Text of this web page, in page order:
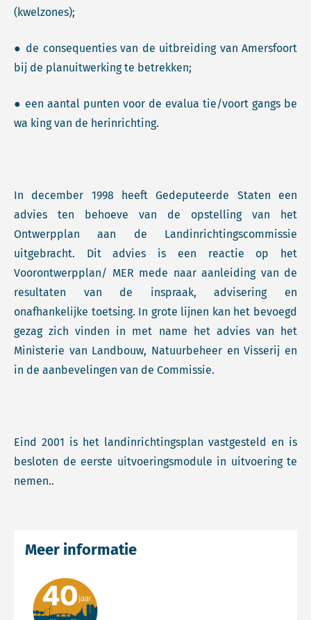
(kwelzones);
● de consequenties van de uitbreiding van Amersfoort
bij de planuitwerking te betrekken;
● een aantal punten voor de evalua tie/voort gangs be
wa king van de herinrichting.
In december 1998 heeft Gedeputeerde Staten een
advies ten behoeve van de opstelling van het
Ontwerpplan aan de Landinrichtingscommissie
uitgebracht. Dit advies is een reactie op het
Voorontwerpplan/ MER mede naar aanleiding van de
resultaten van de inspraak, advisering en
onafhankelijke toetsing. In grote lijnen kan het bevoegd
gezag zich vinden in met name het advies van het
Ministerie van Landbouw, Natuurbeheer en Visserij en
in de aanbevelingen van de Commissie.
Eind 2001 is het landinrichtingsplan vastgesteld en is
besloten de eerste uitvoeringsmodule in uitvoering te
nemen..
Meer informatie